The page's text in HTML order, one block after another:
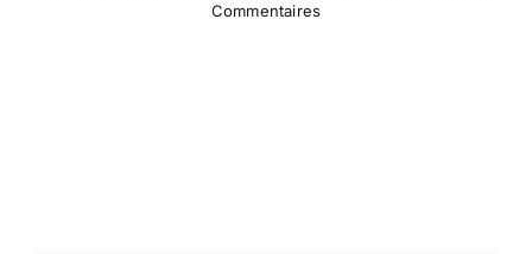
Commentaires